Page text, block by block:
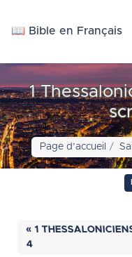
📖 Bible en Français
1
Page d’accueil
« 1
4